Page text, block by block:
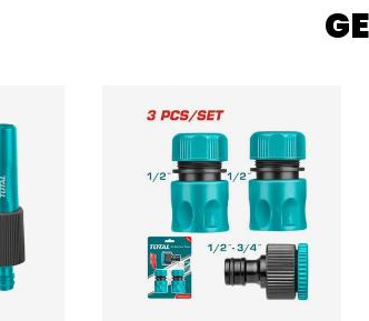
IN DEN WARENKORB IN DEN